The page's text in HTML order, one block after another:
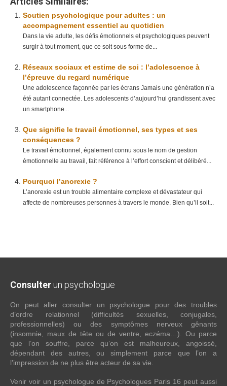
Soutien psychologique pour adultes : un
accompagnement essentiel au quotidien
Dans la vie adulte, les défis émotionnels et psychologiques peuvent
surgir à tout moment, que ce soit sous forme de...
Réseaux sociaux et estime de soi : l’adolescence à
l’épreuve du regard numérique
Une adolescence façonnée par les écrans Jamais une génération n’a
été autant connectée. Les adolescents d’aujourd’hui grandissent avec
un smartphone...
Que signifie le travail émotionnel, ses types et ses
conséquences ?
Le travail émotionnel, également connu sous le nom de gestion
émotionnelle au travail, fait référence à l’effort conscient et délibéré...
Pourquoi l’anorexie ?
L’anorexie est un trouble alimentaire complexe et dévastateur qui
affecte de nombreuses personnes à travers le monde. Bien qu’il soit...
Consulter un psychologue
On peut aller consulter un psychologue pour des troubles
d’ordre relationnel (difficultés sexuelles, conjugales,
professionnelles) ou des symptômes nerveux gênants
(insomnie, maux de tête ou de ventre, eczéma…). Ou parce
que l’on souffre, parce qu’on est malheureux, angoissé,
dépendant des autres, ou simplement parce que l’on a
l’impression de ne plus être acteur de sa vie.
Venir voir un psychologue de Psychologues Paris 16 peut aussi